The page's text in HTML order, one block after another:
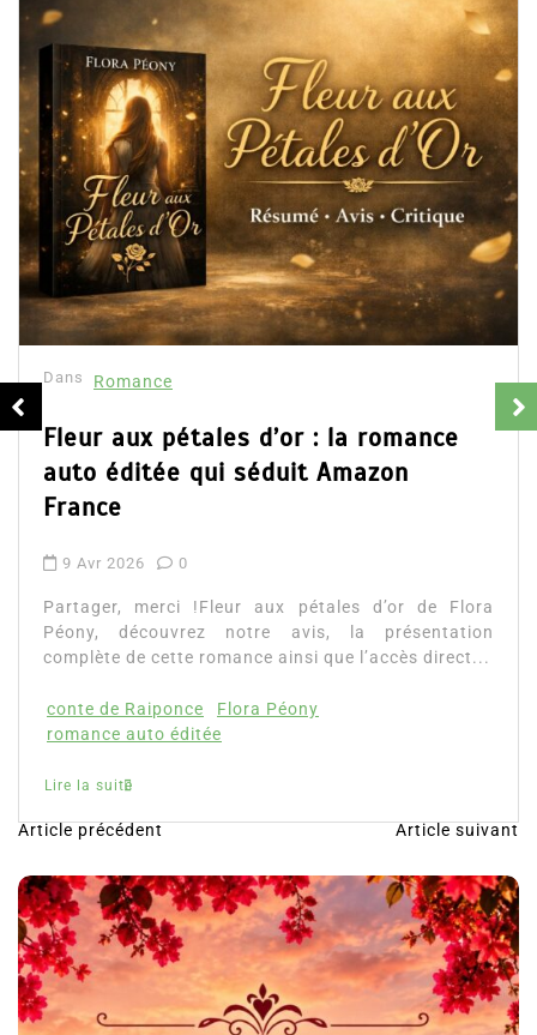
d’or : la romance
séduit Amazon
aux pétales d’or de Flora
notre avis, la présentation
ainsi que l’accès direct...
Flora Péony
Dans Romance
Collector
résumé et
Partager,
ainsi que l’accès
N
a
v
i
g
a
Article précédent Article suivant